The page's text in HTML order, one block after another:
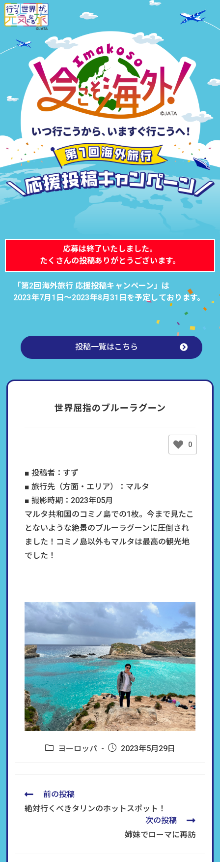
応募は終了いたしました。
たくさんの投稿ありがとうございます。
「第2回海外旅行 応援投稿キャンペーン」は
2023年7月1日～2023年8月31日を予定しております。
投稿一覧はこちら
世界屈指のブルーラグーン
0
■ 投稿者：すず
■ 旅行先（方面・エリア）：マルタ
■ 撮影時期：2023年05月
マルタ共和国のコミノ島での1枚。今まで見たこ
とないような絶景のブルーラグーンに圧倒され
ました！コミノ島以外もマルタは最高の観光地
でした！
ヨーロッパ 2023年5月29日
前の投稿
絶対行くべきタリンのホットスポット！
次の投稿
姉妹でローマに再訪